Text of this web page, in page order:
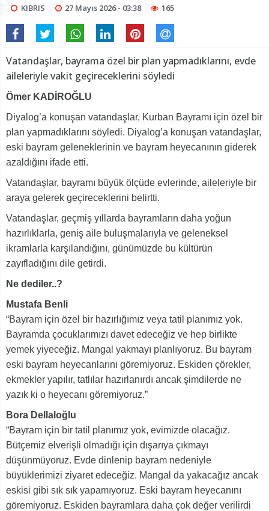
KIBRIS 27 Mayıs 2026 - 03:38 165
Vatandaşlar, bayrama özel bir plan yapmadıklarını, evde
aileleriyle vakit geçireceklerini söyledi
Ömer KADİROĞLU
Diyalog’a konuşan vatandaşlar, Kurban Bayramı için özel bir
plan yapmadıklarını söyledi. Diyalog’a konuşan vatandaşlar,
eski bayram geleneklerinin ve bayram heyecanının giderek
azaldığını ifade etti.
Vatandaşlar, bayramı büyük ölçüde evlerinde, aileleriyle bir
araya gelerek geçireceklerini belirtti.
Vatandaşlar, geçmiş yıllarda bayramların daha yoğun
hazırlıklarla, geniş aile buluşmalarıyla ve geleneksel
ikramlarla karşılandığını, günümüzde bu kültürün
zayıfladığını dile getirdi.
Ne dediler..?
Mustafa Benli
“Bayram için özel bir hazırlığımız veya tatil planımız yok.
Bayramda çocuklarımızı davet edeceğiz ve hep birlikte
yemek yiyeceğiz. Mangal yakmayı planlıyoruz. Bu bayram
eski bayram heyecanlarını göremiyoruz. Eskiden çörekler,
ekmekler yapılır, tatlılar hazırlanırdı ancak şimdilerde ne
yazık ki o heyecanı göremiyoruz.”
Bora Dellaloğlu
“Bayram için bir tatil planımız yok, evimizde olacağız.
Bütçemiz elverişli olmadığı için dışarıya çıkmayı
düşünmüyoruz. Evde dinlenip bayram nedeniyle
büyüklerimizi ziyaret edeceğiz. Mangal da yakacağız ancak
eskisi gibi sık sık yapamıyoruz. Eski bayram heyecanını
göremiyoruz. Eskiden bayramlara daha çok değer verilirdi